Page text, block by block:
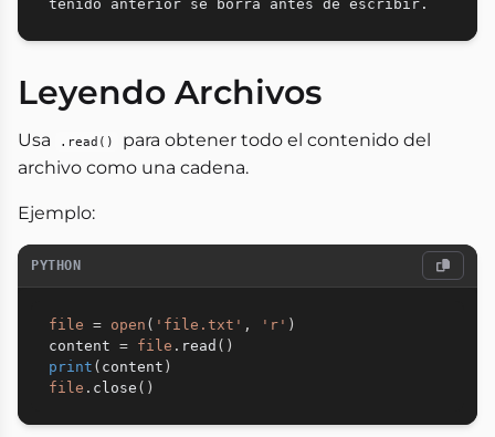
Leyendo Archivos
Usa .read()
para obtener todo el contenido del
archivo como una cadena.
Ejemplo:
PYTHON
file = open ( 'file.txt' , 'r' )
content = file . read ( )
print ( content )
file . close ( )